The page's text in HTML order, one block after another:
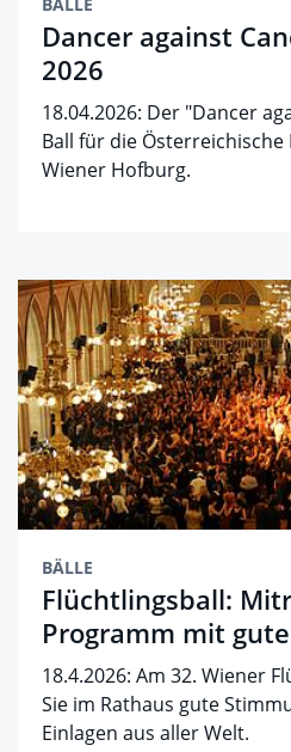
BÄLLE
Dancer against
2026
18.04.2026: Der "Dancer
Ball für die
Wiener Hofburg.
BÄLLE
Flüchtlingsball:
Programm mit
18.4.2026: Am 32. Wiener
Sie im Rathaus gute
Einlagen aus aller Welt.